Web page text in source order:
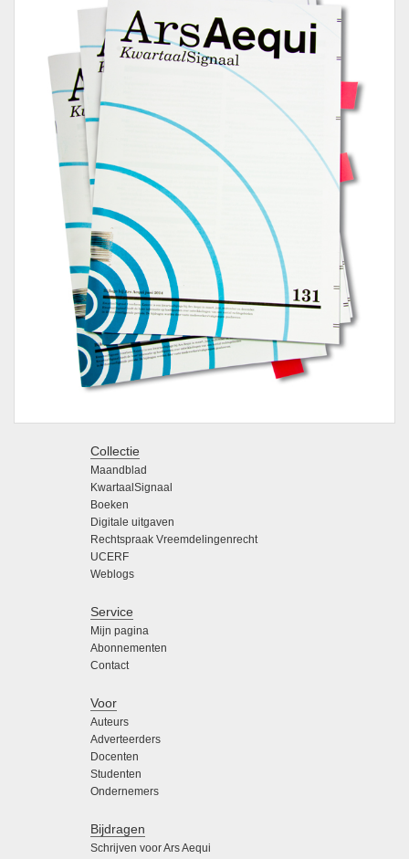
Collectie
Maandblad
KwartaalSignaal
Boeken
Digitale uitgaven
Rechtspraak Vreemdelingenrecht
UCERF
Weblogs
Service
Mijn pagina
Abonnementen
Contact
Voor
Auteurs
Adverteerders
Docenten
Studenten
Ondernemers
Bijdragen
Schrijven voor Ars Aequi